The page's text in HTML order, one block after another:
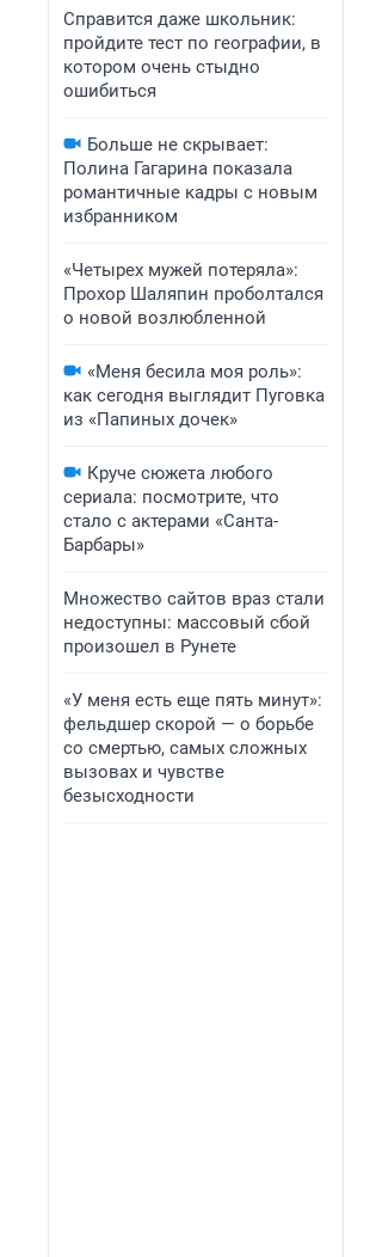
Справится даже школьник:
пройдите тест по географии, в
котором очень стыдно
ошибиться
Больше не скрывает:
Полина Гагарина показала
романтичные кадры с новым
избранником
«Четырех мужей потеряла»:
Прохор Шаляпин проболтался
о новой возлюбленной
«Меня бесила моя роль»:
как сегодня выглядит Пуговка
из «Папиных дочек»
Круче сюжета любого
сериала: посмотрите, что
стало с актерами «Санта-
Барбары»
Множество сайтов враз стали
недоступны: массовый сбой
произошел в Рунете
«У меня есть еще пять минут»:
фельдшер скорой — о борьбе
со смертью, самых сложных
вызовах и чувстве
безысходности